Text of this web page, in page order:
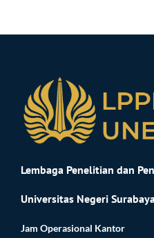
Lembaga Penelitian dan
Universitas Negeri
Jam Operasional Kantor